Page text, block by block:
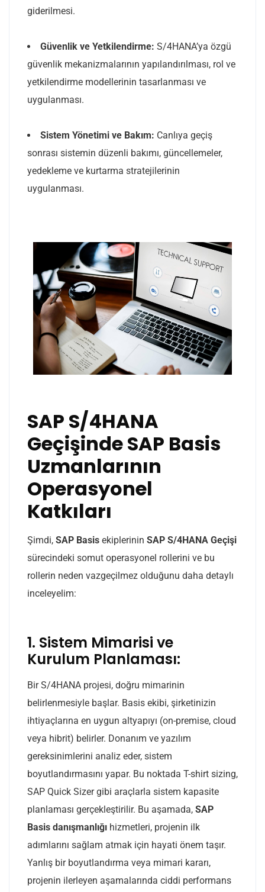
giderilmesi.
Güvenlik ve Yetkilendirme: S/4HANA’ya özgü
güvenlik mekanizmalarının yapılandırılması, rol ve
yetkilendirme modellerinin tasarlanması ve
uygulanması.
Sistem Yönetimi ve Bakım: Canlıya geçiş
sonrası sistemin düzenli bakımı, güncellemeler,
yedekleme ve kurtarma stratejilerinin
uygulanması.
SAP S/4HANA
Geçişinde SAP Basis
Uzmanlarının
Operasyonel
Katkıları
Şimdi, SAP Basis ekiplerinin SAP S/4HANA Geçişi
sürecindeki somut operasyonel rollerini ve bu
rollerin neden vazgeçilmez olduğunu daha detaylı
inceleyelim:
1. Sistem Mimarisi ve
Kurulum Planlaması:
Bir S/4HANA projesi, doğru mimarinin
belirlenmesiyle başlar. Basis ekibi, şirketinizin
ihtiyaçlarına en uygun altyapıyı (on-premise, cloud
veya hibrit) belirler. Donanım ve yazılım
gereksinimlerini analiz eder, sistem
boyutlandırmasını yapar. Bu noktada T-shirt sizing,
SAP Quick Sizer gibi araçlarla sistem kapasite
planlaması gerçekleştirilir. Bu aşamada, SAP
Basis danışmanlığı hizmetleri, projenin ilk
adımlarını sağlam atmak için hayati önem taşır.
Yanlış bir boyutlandırma veya mimari kararı,
projenin ilerleyen aşamalarında ciddi performans